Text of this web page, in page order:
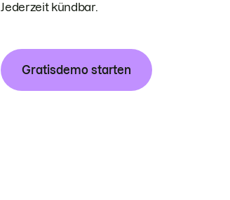
Jederzeit kündbar.
Gratisdemo starten